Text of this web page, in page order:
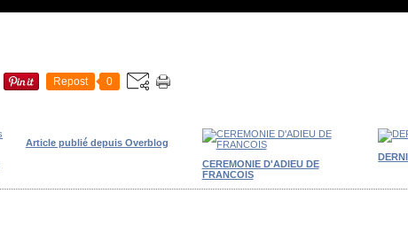
Repost 0
Article publié depuis Overblog
CEREMONIE D'ADIEU DE
FRANCOIS